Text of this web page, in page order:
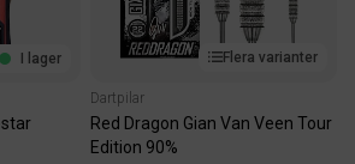
I lager Flera varianter
Dartpilar
Red Dragon Gian Van Veen Tour
Edition 90%